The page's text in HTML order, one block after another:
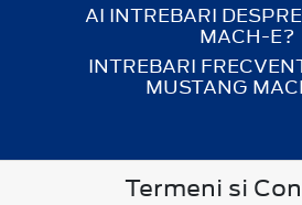
AI INTREBARI
MACH-E?
INTREBARI
MUSTANG
Termeni si